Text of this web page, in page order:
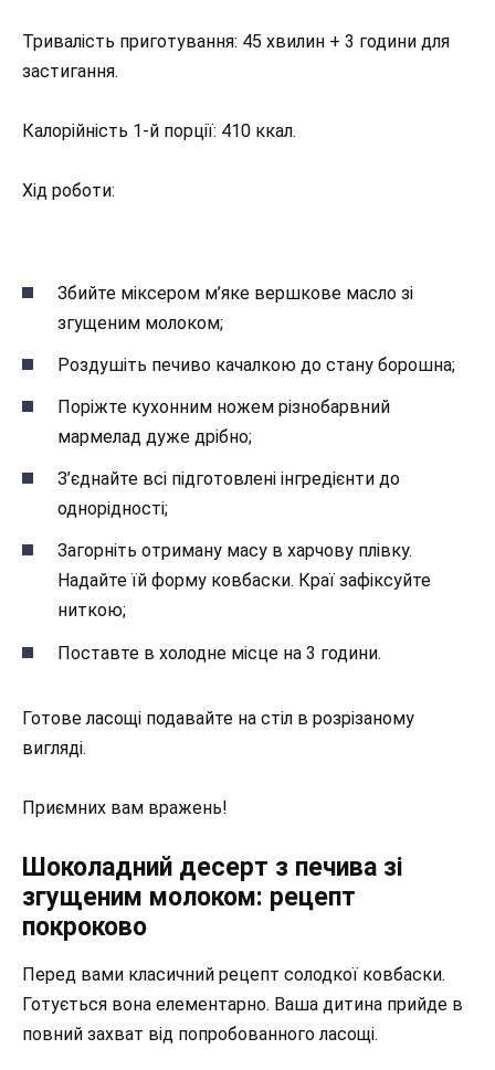
Тривалість приготування: 45 хвилин + 3 години для
застигання.
Калорійність 1-й порції: 410 ккал.
Хід роботи:
Збийте міксером м’яке вершкове масло зі
згущеним молоком;
Роздушіть печиво качалкою до стану борошна;
Поріжте кухонним ножем різнобарвний
мармелад дуже дрібно;
З’єднайте всі підготовлені інгредієнти до
однорідності;
Загорніть отриману масу в харчову плівку.
Надайте їй форму ковбаски. Краї зафіксуйте
ниткою;
Поставте в холодне місце на 3 години.
Готове ласощі подавайте на стіл в розрізаному
вигляді.
Приємних вам вражень!
Шоколадний десерт з печива зі
згущеним молоком: рецепт
покроково
Перед вами класичний рецепт солодкої ковбаски.
Готується вона елементарно. Ваша дитина прийде в
повний захват від попробованного ласощі.